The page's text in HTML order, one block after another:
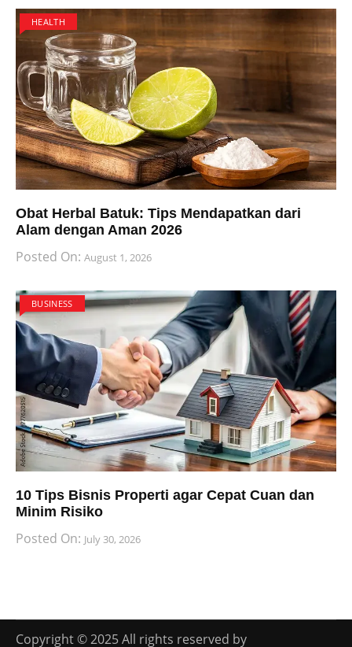
HEALTH
Obat Herbal Batuk: Tips Mendapatkan dari
Alam dengan Aman 2026
Posted On: August 1, 2026
BUSINESS
10 Tips Bisnis Properti agar Cepat Cuan dan
Minim Risiko
Posted On: July 30, 2026
Copyright © 2025 All rights reserved by